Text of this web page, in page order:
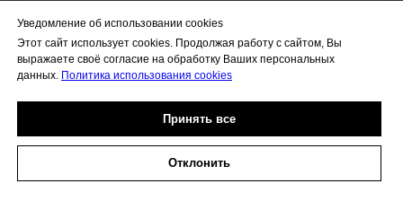
Уведомление об использовании cookies
Этот сайт использует cookies. Продолжая работу с сайтом, Вы
выражаете своё согласие на обработку Ваших персональных
данных. Политика использования cookies
Принять все
Отклонить
Новости
Проекты
Вакансии
Промышленность
Услуги
Политика конфиденциальности